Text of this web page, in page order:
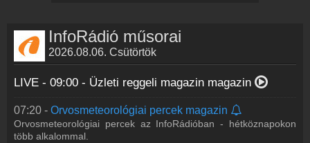
InfoRádió műsorai
2026.08.06. Csütörtök
LIVE - 09:00 - Üzleti reggeli magazin magazin
07:20 - Orvosmeteorológiai percek magazin
Orvosmeteorológiai percek az InfoRádióban - hétköznapokon
több alkalommal.